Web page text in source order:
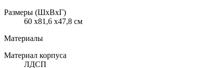
Размеры (ШхВхГ)
60 x81,6 x47,8 см
Материалы
Материал корпуса
ЛДСП